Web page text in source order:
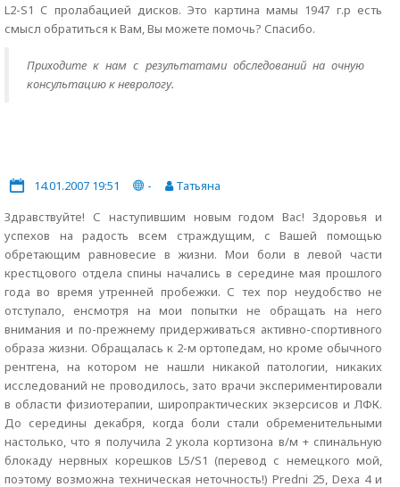
L2-S1 C пролабацией дисков. Это картина мамы 1947 г.р есть
смысл обратиться к Вам, Вы можете помочь? Спасибо.
Приходите к нам с результатами обследований на очную
консультацию к неврологу.
14.01.2007 19:51 -
Татьяна
Здравствуйте! С наступившим новым годом Вас! Здоровья и
успехов на радость всем страждущим, с Вашей помощью
обретающим равновесие в жизни. Мои боли в левой части
крестцового отдела спины начались в середине мая прошлого
года во время утренней пробежки. С тех пор неудобство не
отступало, енсмотря на мои попытки не обращать на него
внимания и по-прежнему придерживаться активно-спортивного
образа жизни. Обращалась к 2-м ортопедам, но кроме обычного
рентгена, на котором не нашли никакой патологии, никаких
исследований не проводилось, зато врачи экспериментировали
в области физиотерапии, широпрактических экзерсисов и ЛФК.
До середины декабря, когда боли стали обременительными
настолько, что я получила 2 укола кортизона в/м + спинальную
блокаду нервных корешков L5/S1 (перевод с немецкого мой,
поэтому возможна техническая неточность!) Predni 25, Dexa 4 и